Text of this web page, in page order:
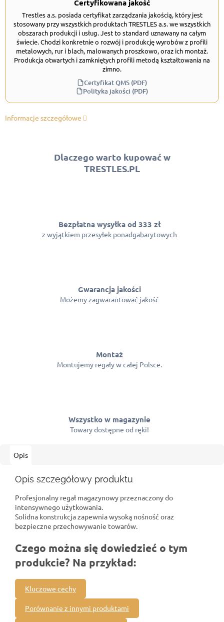
Certyfikowana jakość
Trestles a.s. posiada certyfikat zarządzania jakością, który jest
stosowany przy wszystkich produktach TRESTLES a.s. we wszystkich
obszarach produkcji i usług. Jest to standard uznawany na całym
świecie. Chodzi konkretnie o rozwój i produkcję wyrobów z profili
metalowych, rur i blach, malowanych proszkowo, oraz ich montaż.
Produkcja otwartych i zamkniętych profili metodą kształtowania na
zimno.
Certyfikat QMS (PDF)
Polityka jakości (PDF)
Informacje szczegółowe
Dlaczego warto kupować w
TRESTLES.PL
Bezpłatna wysyłka od 333 zł
z wyjątkiem przesyłek ponadgabarytowych
Gwarancja jakości
Możemy zagwarantować jakość
Montaż
Montujemy regały w całej Polsce.
Wszystko w magazynie
Towary dostępne od ręki!
Opis
Opis szczegółowy produktu
Profesjonalny regał magazynowy przeznaczony do
intensywnego użytkowania.
Solidna konstrukcja zapewnia wysoką nośność oraz
bezpieczne przechowywanie towarów.
Czego można się dowiedzieć o tym
produkcie? Na przykład:
Kluczowe cechy
Porównanie z innymi produktami